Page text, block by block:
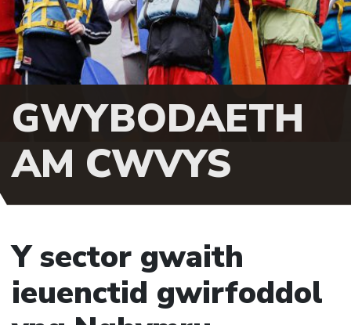
GWYBODAETH
AM CWVYS
Y sector gwaith
ieuenctid gwirfoddol